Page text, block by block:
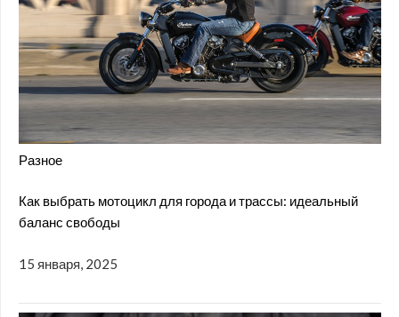
Разное
Как выбрать мотоцикл для города и трассы: идеальный
баланс свободы
15 января, 2025